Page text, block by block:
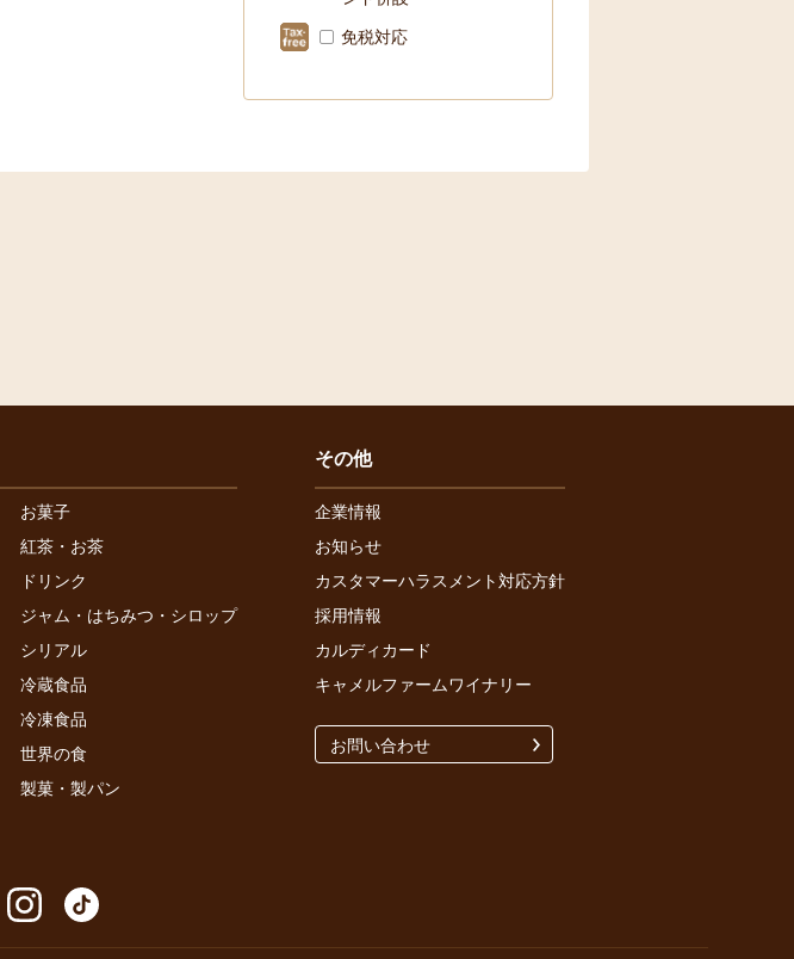
免税対応
お菓子
紅茶・お茶
ドリンク
ジャム・はちみつ・シロップ
シリアル
冷蔵食品
冷凍食品
世界の食
製菓・製パン
その他
企業情報
お知らせ
カスタマーハラスメント対応方針
採用情報
カルディカード
キャメルファームワイナリー
お問い合わせ